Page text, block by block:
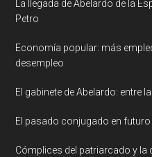
La llegada de Abelardo de la
Petro
Economía popular: más
desempleo
El gabinete de Abelardo: entre
El pasado conjugado en futuro
Cómplices del patriarcado y